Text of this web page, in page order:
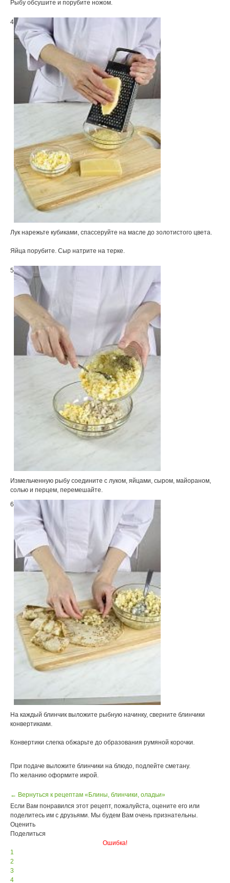
Рыбу обсушите и порубите ножом.
4
Лук нарежьте кубиками, спассеруйте на масле до золотистого цвета.
Яйца порубите. Сыр натрите на терке.
5
Измельченную рыбу соедините с луком, яйцами, сыром, майораном,
солью и перцем, перемешайте.
6
На каждый блинчик выложите рыбную начинку, сверните блинчики
конвертиками.
Конвертики слегка обжарьте до образования румяной корочки.
При подаче выложите блинчики на блюдо, подлейте сметану.
По желанию оформите икрой.
← Вернуться к рецептам «Блины, блинчики, оладьи»
Если Вам понравился этот рецепт, пожалуйста, оцените его или
поделитесь им с друзьями. Мы будем Вам очень признательны.
Оценить
Поделиться
Ошибка!
1
2
3
4